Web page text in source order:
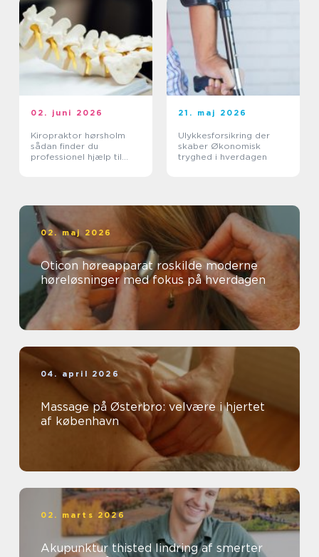
02. juni 2026
Kiropraktor hørsholm
sådan finder du
professionel hjælp til
21. maj 2026
Ulykkesforsikring der
skaber Økonomisk
tryghed i hverdagen
02. maj 2026
Oticon høreapparat roskilde moderne
høreløsninger med fokus på hverdagen
04. april 2026
Massage på Østerbro: velvære i hjertet
af københavn
02. marts 2026
Akupunktur thisted lindring af smerter